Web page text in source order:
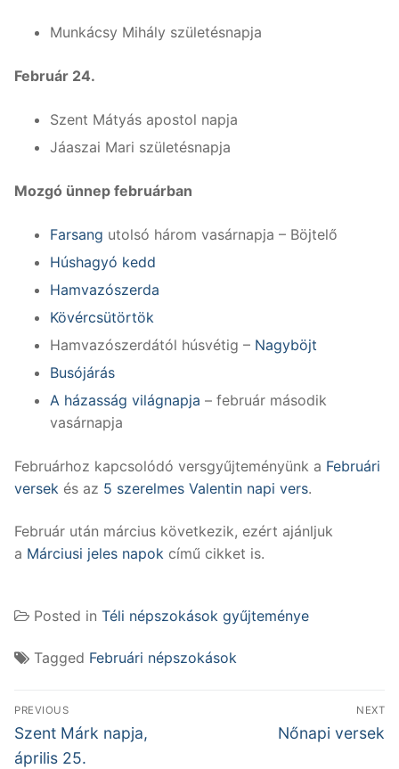
Munkácsy Mihály születésnapja
Február 24.
Szent Mátyás apostol napja
Jáaszai Mari születésnapja
Mozgó ünnep februárban
Farsang utolsó három vasárnapja – Böjtelő
Húshagyó kedd
Hamvazószerda
Kövércsütörtök
Hamvazószerdától húsvétig – Nagyböjt
Busójárás
A házasság világnapja – február második
vasárnapja
Februárhoz kapcsolódó versgyűjteményünk a Februári
versek és az 5 szerelmes Valentin napi vers.
Február után március következik, ezért ajánljuk
a Márciusi jeles napok című cikket is.
Posted in Téli népszokások gyűjteménye
Tagged Februári népszokások
Bejegyzés
navigáció
PREVIOUS
Previous
post:
Szent Márk napja,
április 25.
NEXT
Next
Nőnapi versek